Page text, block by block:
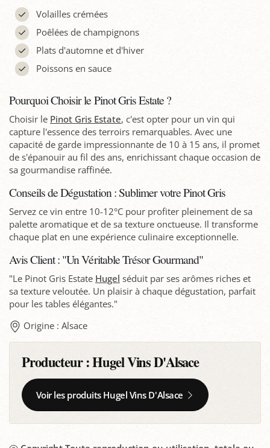
Volailles crémées
Poêlées de champignons
Plats d'automne et d'hiver
Poissons en sauce
Pourquoi Choisir le Pinot Gris Estate ?
Choisir le Pinot Gris Estate, c'est opter pour un vin qui
capture l'essence des terroirs remarquables. Avec une
capacité de garde impressionnante de 10 à 15 ans, il promet
de s'épanouir au fil des ans, enrichissant chaque occasion de
sa gourmandise raffinée.
Conseils de Dégustation : Sublimer votre Pinot Gris
Servez ce vin entre 10-12°C pour profiter pleinement de sa
palette aromatique et de sa texture onctueuse. Il transforme
chaque plat en une expérience culinaire exceptionnelle.
Avis Client : "Un Véritable Trésor Gourmand"
"Le Pinot Gris Estate Hugel séduit par ses arômes riches et
sa texture veloutée. Un plaisir à chaque dégustation, parfait
pour les tables élégantes."
Origine : Alsace
Producteur :Hugel Vins D'Alsace
Voir les produits Hugel Vins D'Alsace